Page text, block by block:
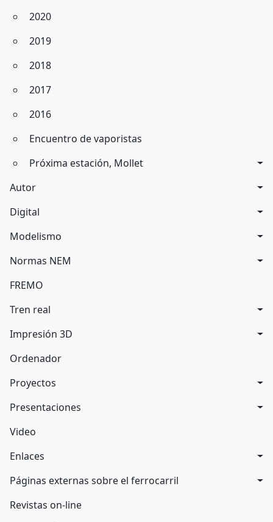
2020
2019
2018
2017
2016
Encuentro de vaporistas
Próxima estación, Mollet
Autor
Digital
Modelismo
Normas NEM
FREMO
Tren real
Impresión 3D
Ordenador
Proyectos
Presentaciones
Video
Enlaces
Páginas externas sobre el ferrocarril
Revistas on-line